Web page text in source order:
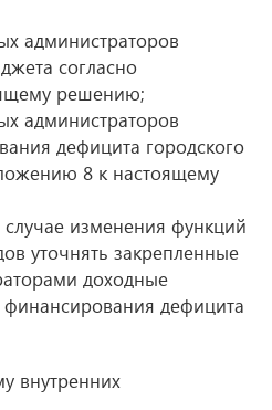
администраторов
согласно
решению;
администраторов
дефицита городского
8 к настоящему
изменения функций
уточнять закрепленные
доходные
дефицита
внутренних